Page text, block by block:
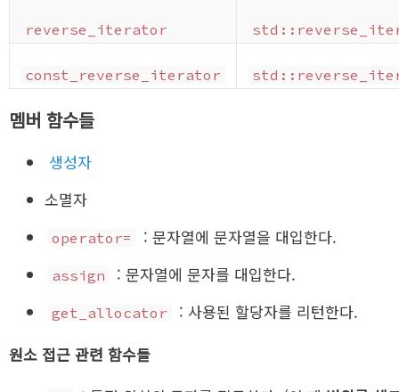
reverse_iterator
const_reverse_iterator
멤버 함수들
생성자
소멸자
operator= : 문자열에 문자열을 대입한다.
assign : 문자열에 문자를 대입한다.
get_allocator
: 사용된 할당자를 리턴한다.
원소 접근 관련 함수들